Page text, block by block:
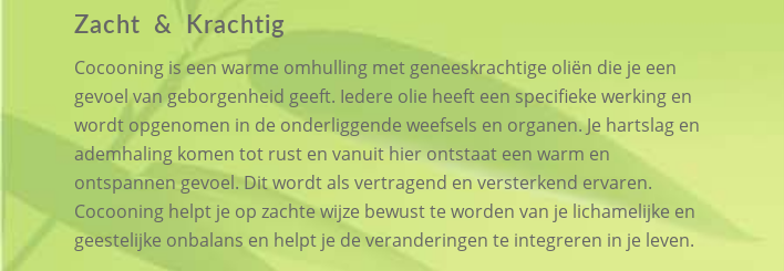
Zacht &
Krachtig
Cocooning is een warme omhulling met geneeskrachtige oliën die je een
gevoel van geborgenheid geeft. Iedere olie heeft een specifieke werking en
wordt opgenomen in de onderliggende weefsels en organen. Je hartslag en
ademhaling komen tot rust en vanuit hier ontstaat een warm en
ontspannen gevoel. Dit wordt als vertragend en versterkend ervaren.
Cocooning helpt je op zachte wijze bewust te worden van je lichamelijke en
geestelijke onbalans en helpt je de veranderingen te integreren in je leven.